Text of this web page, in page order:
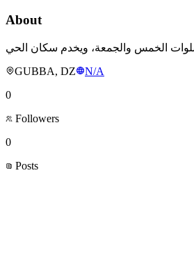
About
GUBBA, DZ
N/A
0
Followers
0
Posts